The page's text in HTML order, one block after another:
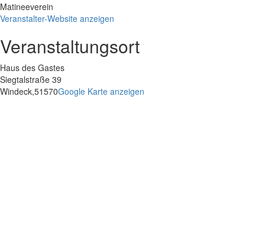
Matineeverein
Veranstalter-Website anzeigen
Veranstaltungsort
Haus des Gastes
Siegtalstraße 39
Windeck,51570Google Karte anzeigen